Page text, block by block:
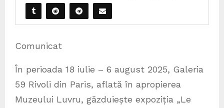
Comunicat
În perioada 18 iulie – 6 august 2025, Galeria
59 Rivoli din Paris, aflată în apropierea
Muzeului Luvru, găzduiește expoziția „Le